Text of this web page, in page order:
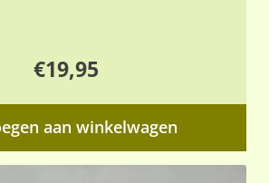
€19,95
aan winkelwagen